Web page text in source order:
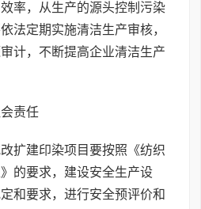
率，从生产的源头控制污染
法定期实施清洁生产审核，
计，不断提高企业清洁生产
责任
建印染项目要按照《纺织
的要求，建设安全生产设
和要求，进行安全预评价和